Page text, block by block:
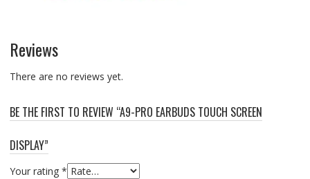
Reviews
There are no reviews yet.
BE THE FIRST TO REVIEW “A9-PRO EARBUDS TOUCH SCREEN
DISPLAY”
Your rating *